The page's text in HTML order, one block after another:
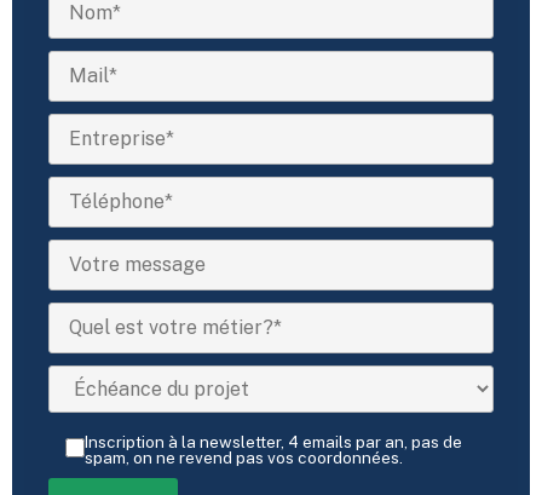
Inscription à la newsletter, 4 emails par an, pas de
spam, on ne revend pas vos coordonnées.